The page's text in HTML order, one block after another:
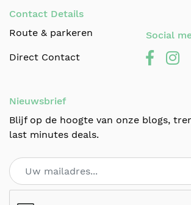
Contact Details
Route & parkeren
Direct Contact
Social
Nieuwsbrief
Blijf op de hoogte van onze blogs,
last minutes deals.